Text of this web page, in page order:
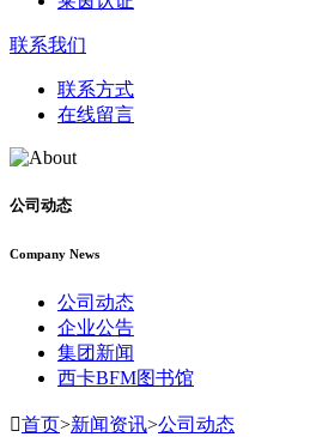
联系我们
联系方式
在线留言
公司动态
Company News
公司动态
企业公告
集团新闻
西卡BFM图书馆
首页>新闻资讯>公司动态